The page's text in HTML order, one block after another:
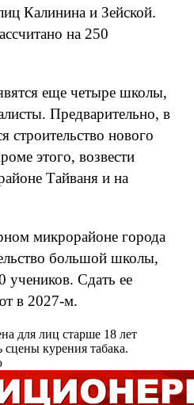
Калинина и Зейской.
на 250
еще четыре школы,
Предварительно, в
строительство нового
этого, возвести
Тайваня и на
микрорайоне города
большой школы,
учеников. Сдать ее
в 2027-м.
для лиц старше 18 лет
курения табака.